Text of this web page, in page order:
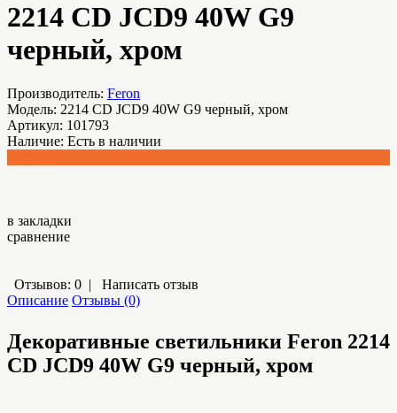
2214 CD JCD9 40W G9
черный, хром
Производитель: Feron
Модель: 2214 CD JCD9 40W G9 черный, хром
Артикул: 101793
Наличие: Есть в наличии
в закладки
сравнение
Отзывов: 0 | Написать отзыв
Описание Отзывы (0)
Декоративные светильники Feron 2214
CD JCD9 40W G9 черный, хром